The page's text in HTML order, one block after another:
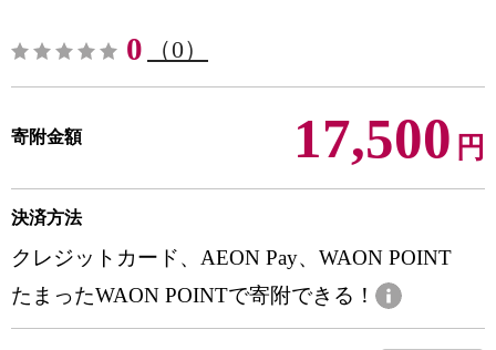
0 （0）
寄附金額 17,500 円
決済方法
クレジットカード、AEON Pay、WAON POINT
たまったWAON POINTで寄附できる！